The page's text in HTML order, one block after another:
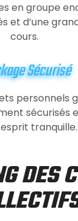
en groupe
et d’une
cours.
Sécurisé
personnels
sécurisés
tranquille.
DES